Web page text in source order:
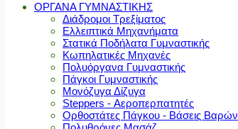
ΟΡΓΑΝΑ ΓΥΜΝΑΣΤΙΚΗΣ
Διάδρομοι Τρεξίματος
Ελλειπτικά Μηχανήματα
Στατικά Ποδήλατα Γυμναστικής
Κωπηλατικές Μηχανές
Πολυόργανα Γυμναστικής
Πάγκοι Γυμναστικής
Μονόζυγα Δίζυγα
Steppers - Αεροπερπατητές
Ορθοστάτες Πάγκου - Βάσεις Βαρών